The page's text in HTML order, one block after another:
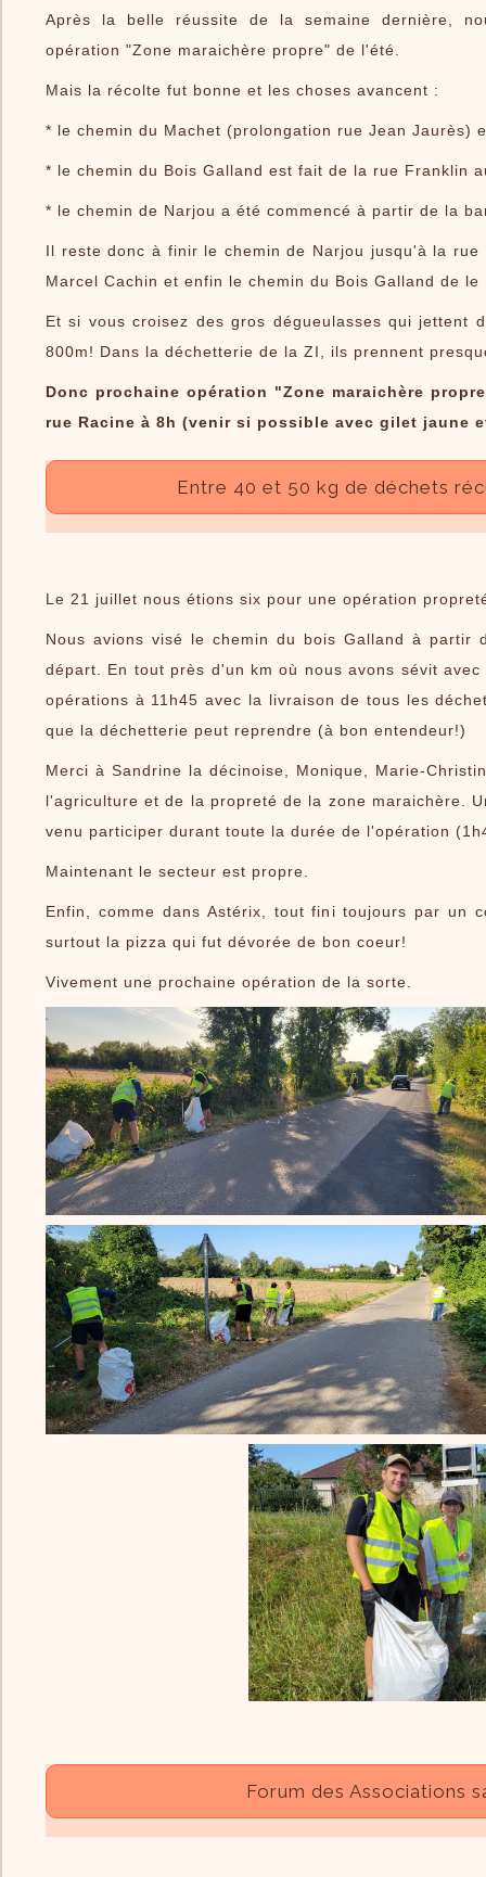
Après la belle réussite de la semaine dernière,
opération "Zone maraichère propre" de l'été.
Mais la récolte fut bonne et les choses avancent :
* le chemin du Machet (prolongation rue Jean Jaurès)
* le chemin du Bois Galland est fait de la rue Franklin
* le chemin de Narjou a été commencé à partir de la
Il reste donc à finir le chemin de Narjou jusqu'à la
Marcel Cachin et enfin le chemin du Bois Galland de
Et si vous croisez des gros dégueulasses qui
800m! Dans la déchetterie de la ZI, ils prennent
Donc prochaine opération "Zone maraichère
rue Racine à 8h (venir si possible avec gilet jaune
Entre 40 et 50 kg de déchets
Le 21 juillet nous étions six pour une opération
Nous avions visé le chemin du bois Galland à
départ. En tout près d'un km où nous avons sévit
opérations à 11h45 avec la livraison de tous les
que la déchetterie peut reprendre (à bon entendeur!)
Merci à Sandrine la décinoise, Monique, Marie-
l'agriculture et de la propreté de la zone maraichère.
venu participer durant toute la durée de l'opération
Maintenant le secteur est propre.
Enfin, comme dans Astérix, tout fini toujours par un
surtout la pizza qui fut dévorée de bon coeur!
Vivement une prochaine opération de la sorte.
Forum des Associations